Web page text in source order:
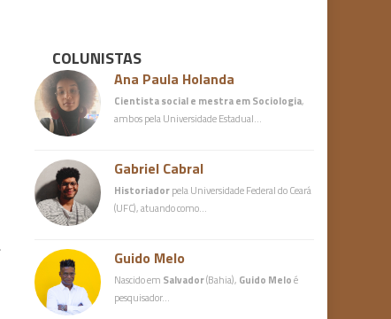
COLUNISTAS
Ana Paula Holanda
Cientista social e mestra em Sociologia,
ambos pela Universidade Estadual…
Gabriel Cabral
Historiadorpela Universidade Federal do Ceará
(UFC), atuando como…
Guido Melo
Nascido em Salvador(Bahia), Guido Meloé
pesquisador…